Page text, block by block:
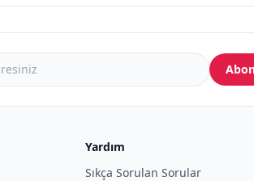
Yardım
Sıkça Sorulan Sorular